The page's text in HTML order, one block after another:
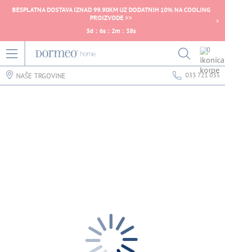
BESPLATNA DOSTAVA IZNAD 99.90KM UZ DODATNIH 10% NA COOLING
PROIZVODE >>
5d : 6s : 2m : 38s
0
NAŠE TRGOVINE 033 721 035